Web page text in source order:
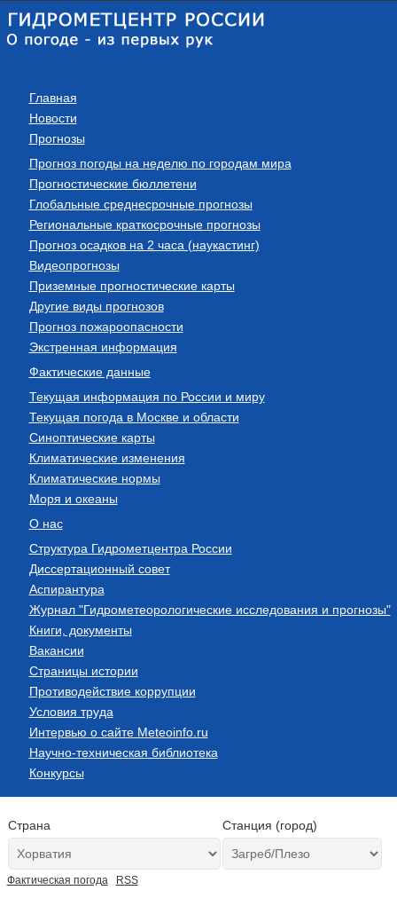
Главная
Новости
Прогнозы
Прогноз погоды на неделю по городам мира
Прогностические бюллетени
Глобальные среднесрочные прогнозы
Региональные краткосрочные прогнозы
Прогноз осадков на 2 часа (наукастинг)
Видеопрогнозы
Приземные прогностические карты
Другие виды прогнозов
Прогноз пожароопасности
Экстренная информация
Фактические данные
Текущая информация по России и миру
Текущая погода в Москве и области
Синоптические карты
Климатические изменения
Климатические нормы
Моря и океаны
О нас
Структура Гидрометцентра России
Диссертационный совет
Аспирантура
Журнал "Гидрометеорологические исследования и прогнозы"
Книги, документы
Вакансии
Страницы истории
Противодействие коррупции
Условия труда
Интервью о сайте Meteoinfo.ru
Научно-техническая библиотека
Конкурсы
Страна Станция (город)
Фактическая погода RSS